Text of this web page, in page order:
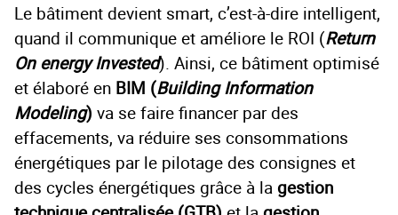
Le bâtiment devient smart, c’est-à-dire intelligent,
quand il communique et améliore le ROI (Return
On energy Invested). Ainsi, ce bâtiment optimisé
et élaboré en BIM (Building Information
Modeling) va se faire financer par des
effacements, va réduire ses consommations
énergétiques par le pilotage des consignes et
des cycles énergétiques grâce à lagestion